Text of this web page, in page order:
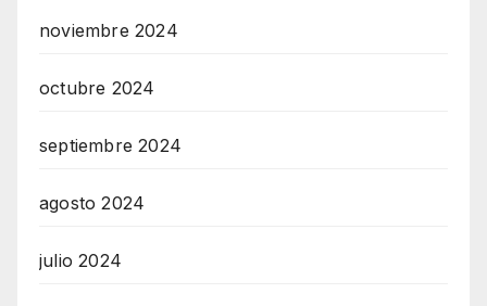
noviembre 2024
octubre 2024
septiembre 2024
agosto 2024
julio 2024